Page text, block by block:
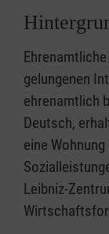
gelungenen
ehrenamtlich
Deutsch,
eine
Leibniz-